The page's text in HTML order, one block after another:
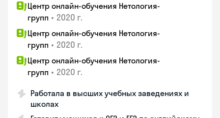
Центр онлайн-обучения Нетология-
групп • 2020 г.
Центр онлайн-обучения Нетология-
групп • 2020 г.
Центр онлайн-обучения Нетология-
групп • 2020 г.
Работала в высших учебных заведениях и
школах